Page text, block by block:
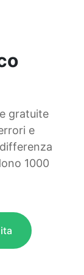
gratuite
e
1000